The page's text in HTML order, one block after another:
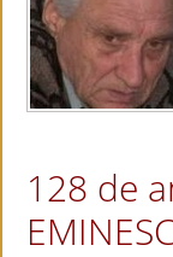
128 de